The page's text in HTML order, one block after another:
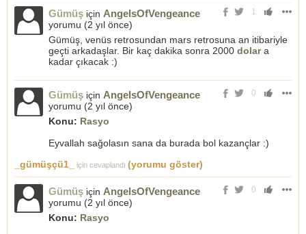
1
Gümüş için AngelsOfVengeance
yorumu (2 yıl önce)
Gümüş, venüs retrosundan mars retrosuna an itibariyle
geçti arkadaşlar. Bir kaç dakika sonra 2000 dolara
kadar çıkacak :)
0
Gümüş için AngelsOfVengeance
yorumu (2 yıl önce)
Konu: Rasyo
Eyvallah sağolasın sana da burada bol kazançlar :)
_gümüşçü1_
için cevaplandı (yorumu göster)
0
Gümüş için AngelsOfVengeance
yorumu (2 yıl önce)
Konu: Rasyo